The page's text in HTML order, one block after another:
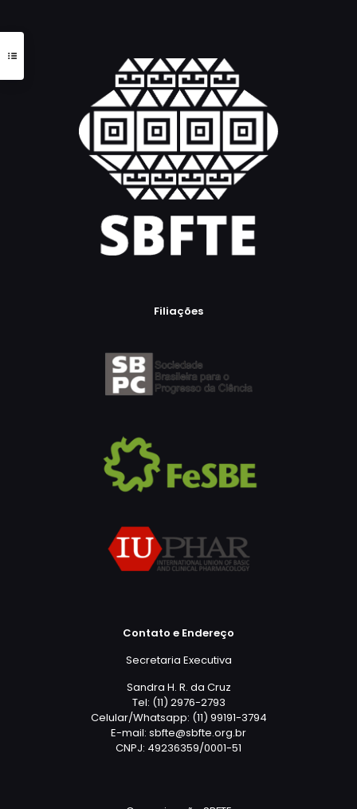
Filiações
Contato e Endereço
Secretaria Executiva
Sandra H. R. da Cruz
Tel: (11) 2976-2793
Celular/Whatsapp: (11) 99191-3794
E-mail: sbfte@sbfte.org.br
CNPJ: 49236359/0001-51